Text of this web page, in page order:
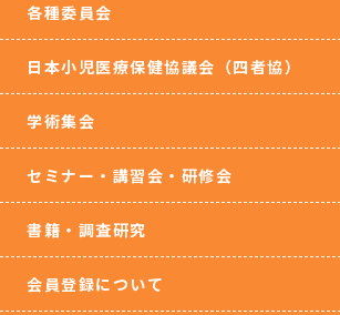
各種委員会
日本小児医療保健協議会（四者協）
学術集会
セミナー・講習会・研修会
書籍・調査研究
会員登録について